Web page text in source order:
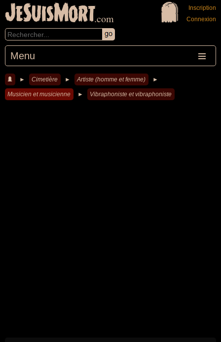
JeSuisMort.com
Menu
Inscription
Connexion
► Cimetière ► Artiste (homme et femme) ►
Musicien et musicienne ► Vibraphoniste et vibraphoniste